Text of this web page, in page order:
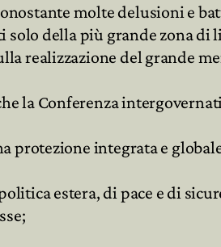
molte delusioni e
solo della più grande zona
realizzazione del grande
la Conferenza
protezione integrata e
estera, di pace e di